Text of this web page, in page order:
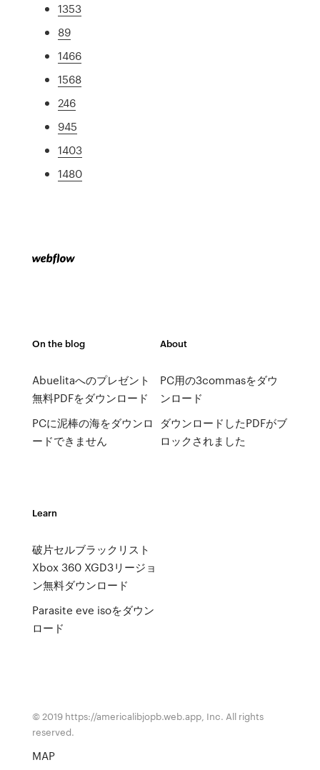
1353
89
1466
1568
246
945
1403
1480
On the blog
Abuelitaへのプレゼント
無料PDFをダウンロード
PCに泥棒の海をダウンロ
ードできません
About
PC用の3commasをダウ
ンロード
ダウンロードしたPDFがブ
ロックされました
Learn
破片セルブラックリスト
Xbox 360 XGD3リージョ
ン無料ダウンロード
Parasite eve isoをダウン
ロード
© 2019 https://americalibjopb.web.app, Inc. All rights
reserved.
MAP